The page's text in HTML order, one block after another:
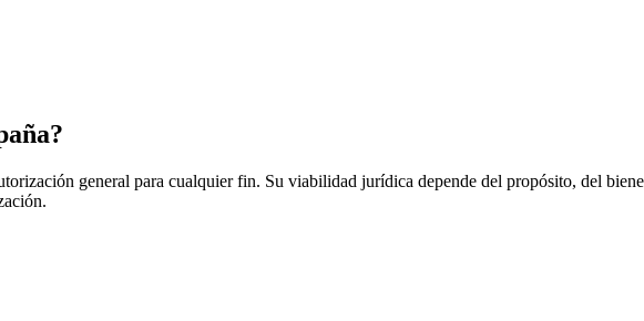
general para cualquier fin. Su viabilidad jurídica depende del propósito, del